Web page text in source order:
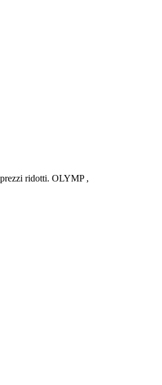
ridotti. OLYMP ,